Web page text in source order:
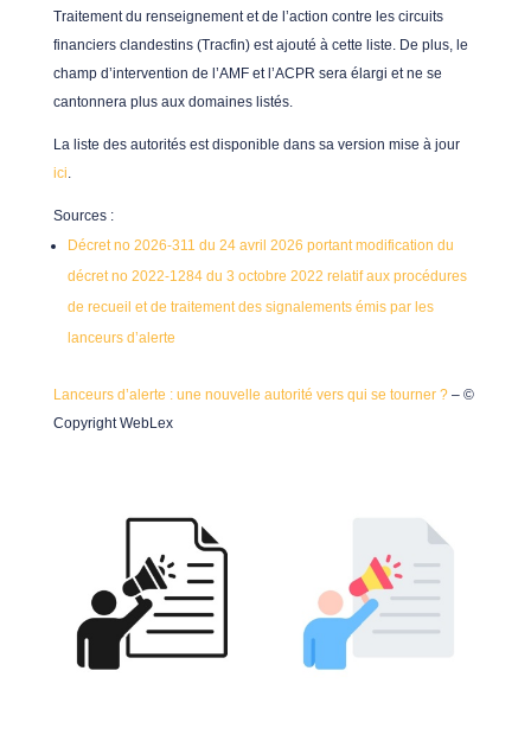
Traitement du renseignement et de l’action contre les circuits
financiers clandestins (Tracfin) est ajouté à cette liste. De plus, le
champ d’intervention de l’AMF et l’ACPR sera élargi et ne se
cantonnera plus aux domaines listés.
La liste des autorités est disponible dans sa version mise à jour
ici.
Sources :
Décret no 2026-311 du 24 avril 2026 portant modification du
décret no 2022-1284 du 3 octobre 2022 relatif aux procédures
de recueil et de traitement des signalements émis par les
lanceurs d’alerte
Lanceurs d’alerte : une nouvelle autorité vers qui se tourner ? – ©
Copyright WebLex